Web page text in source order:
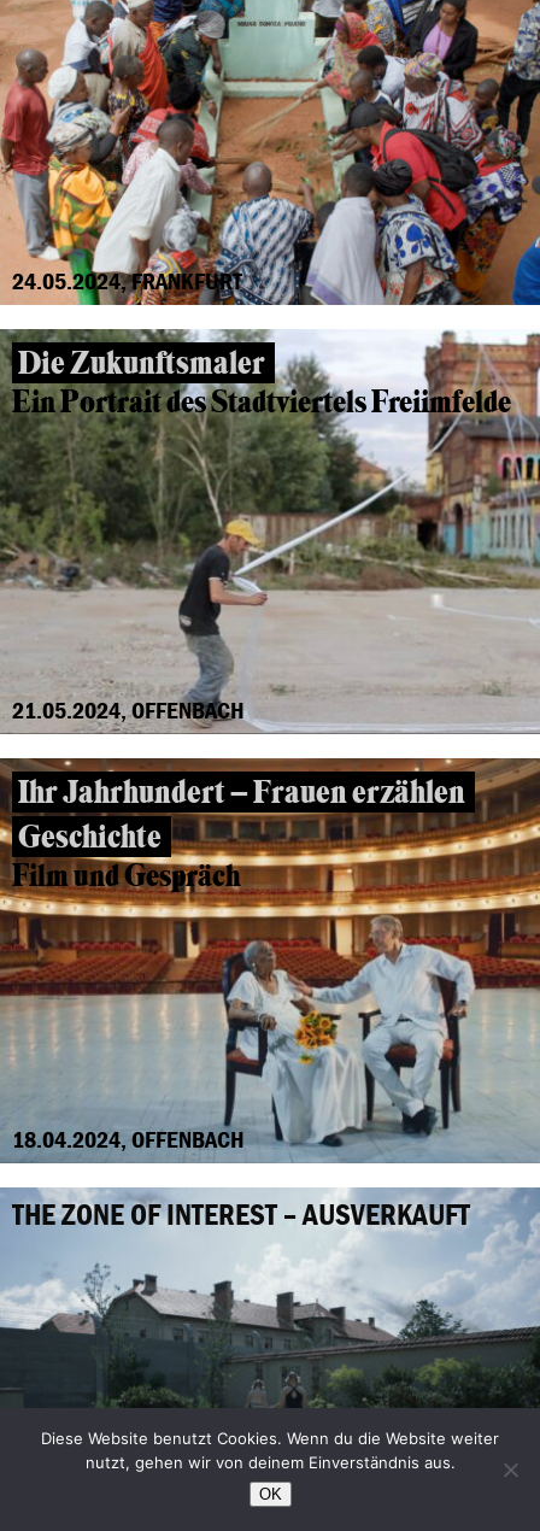
24.05.2024, FRANKFURT
Die Zukunftsmaler
Ein Portrait des Stadtviertels Freiimfelde
21.05.2024, OFFENBACH
Ihr Jahrhundert – Frauen erzählen
Geschichte
Film und Gespräch
18.04.2024, OFFENBACH
THE ZONE OF INTEREST – AUSVERKAUFT
Diese Website benutzt Cookies. Wenn du die Website weiter
nutzt, gehen wir von deinem Einverständnis aus.
OK